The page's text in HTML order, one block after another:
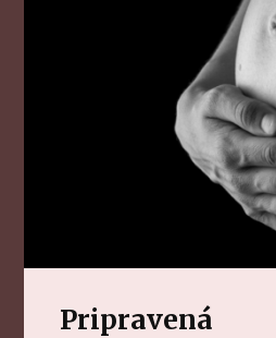
Pripravená